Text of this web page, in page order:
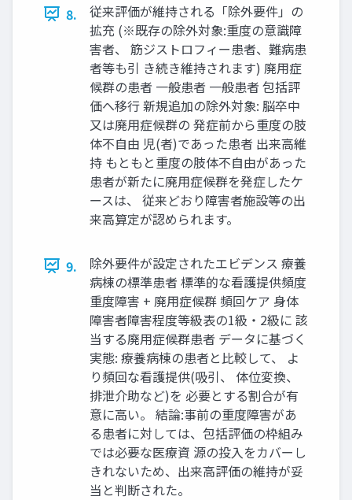
8.
従来評価が維持される「除外要件」の
拡充 (※既存の除外対象:重度の意識障
害者、 筋ジストロフィー患者、難病患
者等も引 き続き維持されます) 廃用症
候群の患者 一般患者 一般患者 包括評
価へ移行 新規追加の除外対象: 脳卒中
又は廃用症候群の 発症前から重度の肢
体不自由 児(者)であった患者 出来高維
持 もともと重度の肢体不自由があった
患者が新たに廃用症候群を発症したケ
ースは、 従来どおり障害者施設等の出
来高算定が認められます。
9.
除外要件が設定されたエビデンス 療養
病棟の標準患者 標準的な看護提供頻度
重度障害 + 廃用症候群 頻回ケア 身体
障害者障害程度等級表の1級・2級に 該
当する廃用症候群患者 データに基づく
実態: 療養病棟の患者と比較して、 よ
り頻回な看護提供(吸引、 体位変換、
排泄介助など)を 必要とする割合が有
意に高い。 結論:事前の重度障害があ
る患者に対しては、包括評価の枠組み
では必要な医療資 源の投入をカバーし
きれないため、出来高評価の維持が妥
当と判断された。